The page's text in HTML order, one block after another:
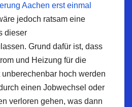
Aachen erst einmal
jedoch ratsam eine
dieser
. Grund dafür ist, dass
und Heizung für die
hoch werden
einen Jobwechsel oder
verloren gehen, was dann